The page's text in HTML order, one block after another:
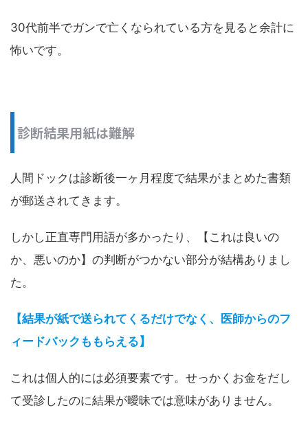
30代前半でガンで亡くなられている方を見ると余計に
怖いです。
診断結果用紙は難解
人間ドックは診断後一ヶ月程度で結果がまとめた書類
が郵送されてきます。
しかし正直専門用語が多かったり、【これは良いの
か、悪いのか】の判断がつかない部分が結構ありまし
た。
【結果が紙で送られてくるだけでなく、医師からのフ
ィードバックももらえる】
これは個人的には必須要素です。せっかくお金をだし
て受診したのに結果が曖昧では意味がありません。